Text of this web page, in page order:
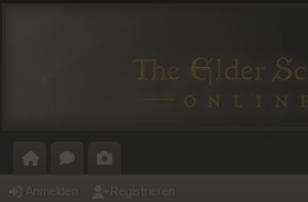
O
A
Anmelden Registrieren